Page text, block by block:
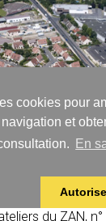
cookies pour
et
En
nette,
du ZAN,